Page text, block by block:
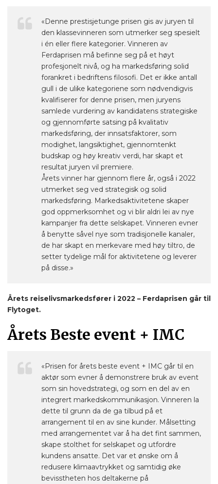
«Denne prestisjetunge prisen gis av juryen til
den klassevinneren som utmerker seg spesielt
i én eller flere kategorier. Vinneren av
Ferdaprisen må befinne seg på et høyt
profesjonelt nivå, og ha markedsføring solid
forankret i bedriftens filosofi. Det er ikke antall
gull i de ulike kategoriene som nødvendigvis
kvalifiserer for denne prisen, men juryens
samlede vurdering av kandidatens strategiske
og gjennomførte satsing på kvalitativ
markedsføring, der innsatsfaktorer, som
modighet, langsiktighet, gjennomtenkt
budskap og høy kreativ verdi, har skapt et
resultat juryen vil premiere.
Årets vinner har gjennom flere år, også i 2022
utmerket seg ved strategisk og solid
markedsføring. Markedsaktivitetene skaper
god oppmerksomhet og vi blir aldri lei av nye
kampanjer fra dette selskapet. Vinneren evner
å benytte såvel nye som tradisjonelle kanaler,
de har skapt en merkevare med høy tiltro, de
setter tydelige mål for aktivitetene og leverer
på disse.»
Årets reiselivsmarkedsfører i 2022 – Ferdaprisen går til
Flytoget.
Årets Beste event + IMC
«Prisen for årets beste event + IMC går til en
aktør som evner å demonstrere bruk av event
som sin hovedstrategi, og som en del av en
integrert markedskommunikasjon. Vinneren la
dette til grunn da de ga tilbud på et
arrangement til en av sine kunder. Målsetting
med arrangementet var å ha det fint sammen,
skape stolthet for selskapet og utfordre
kundens ansatte. Det var et ønske om å
redusere klimaavtrykket og samtidig øke
bevisstheten hos deltakerne på